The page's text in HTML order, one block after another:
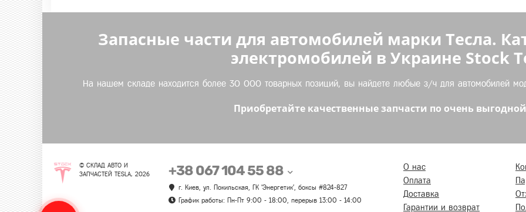
Запасные части для автомобилей марки Тесла.
электромобилей в Украине Stock
На нашем складе находится более 30 000 товарных позиций, вы найдете любые з/ч для автомобилей
Приобретайте качественные запчасти по очень
© СКЛАД АВТО И
ЗАПЧАСТЕЙ TESLA, 2026
+38 067 104 55 88
г. Киев, ул. Покильская, ГК 'Энергетик', боксы #824-827
График работы: Пн-Пт 9:00 - 18:00, перерыв 13:00 - 14:00
О нас
Оплата
Доставка
Гарантии и возврат